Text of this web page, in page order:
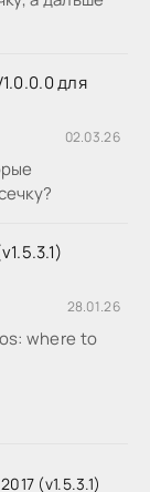
для
02.03.26
28.01.26
where to
(v1.5.3.1)